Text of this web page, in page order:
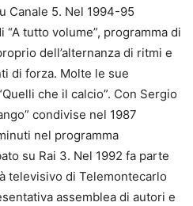
Canale 5. Nel 1994-95
tutto volume”, programma di
dell’alternanza di ritmi e
di forza. Molte le sue
che il calcio”. Con Sergio
condivise nel 1987
nel programma
su Rai 3. Nel 1992 fa parte
televisivo di Telemontecarlo
assemblea di autori e